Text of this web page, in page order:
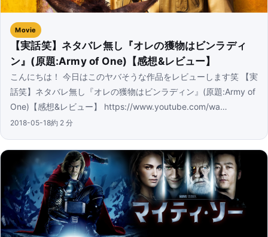
Movie
【実話笑】ネタバレ無し『オレの獲物はビンラディ
ン』(原題:Army of One)【感想&レビュー】
こんにちは！ 今日はこのヤバそうな作品をレビューします笑 【実
話笑】ネタバレ無し『オレの獲物はビンラディン』(原題:Army of
One)【感想&レビュー】 https://www.youtube.com/wa…
2018-05-18約 2 分